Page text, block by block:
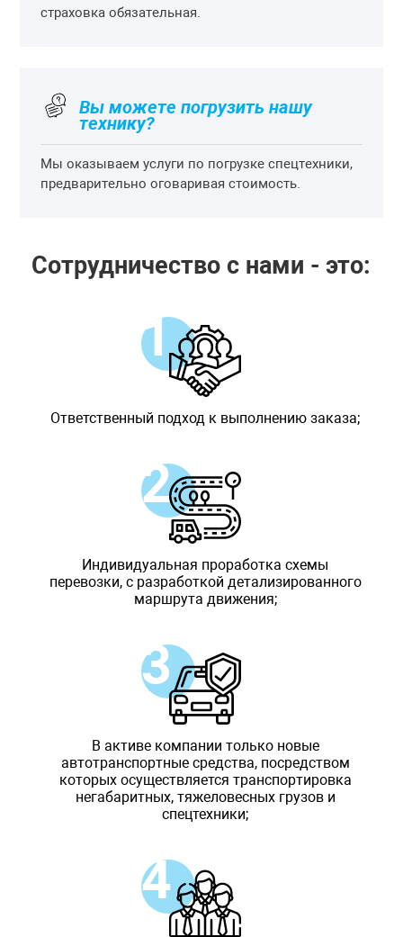
страховка обязательная.
Вы можете погрузить нашу
технику?
Мы оказываем услуги по погрузке спецтехники,
предварительно оговаривая стоимость.
Сотрудничество с нами - это:
Ответственный подход к выполнению заказа;
Индивидуальная проработка схемы
перевозки, с разработкой детализированного
маршрута движения;
В активе компании только новые
автотранспортные средства, посредством
которых осуществляется транспортировка
негабаритных, тяжеловесных грузов и
спецтехники;